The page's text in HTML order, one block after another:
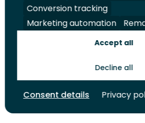
ons
op
LinkedIn
ons
op
Facebook
ons
op
YouTube
ons
op
Instagram
Juridisch Security A-Z
Toekomstmakers
Conversion tracking
Marketing automation
Accept all
Decline all
Consent details Privacy